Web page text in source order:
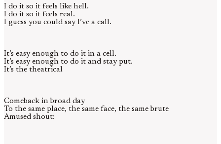
I do it so it feels like hell.
I do it so it feels real.
I guess you could say I’ve a call.
It’s easy enough to do it in a cell.
It’s easy enough to do it and stay put.
It’s the theatrical
Comeback in broad day
To the same place, the same face, the same brute
Amused shout: